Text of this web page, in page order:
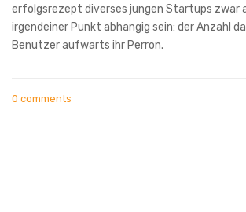
erfolgsrezept diverses jungen Startups zwar
irgendeiner Punkt abhangig sein: der Anzahl
Benutzer aufwarts ihr Perron.
0 comments